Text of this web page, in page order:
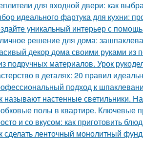
для входной двери: как
идеального фартука для кухни:
уникальный интерьер с
решение для дома:
декор дома своими руками из
подручных материалов. Урок
в деталях: 20 правил
подход к
называют настенные светильники.
полы в квартире. Ключевые
и со вкусом: как приготовить
сделать ленточный монолитный